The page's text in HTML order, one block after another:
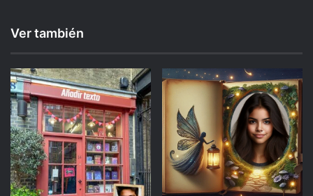
Ver también